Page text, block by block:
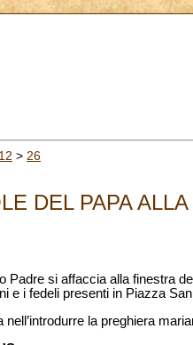
12 > 26
DEL PAPA
Padre si affaccia alla finestra
e i fedeli presenti in Piazza
la preghiera